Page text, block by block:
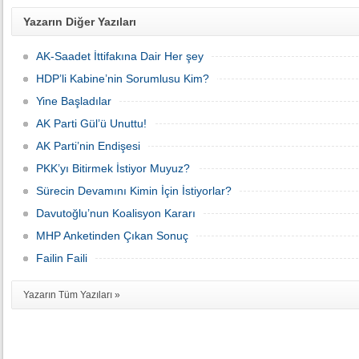
Yazarın Diğer Yazıları
AK-Saadet İttifakına Dair Her şey
HDP’li Kabine’nin Sorumlusu Kim?
Yine Başladılar
AK Parti Gül’ü Unuttu!
AK Parti’nin Endişesi
PKK’yı Bitirmek İstiyor Muyuz?
Sürecin Devamını Kimin İçin İstiyorlar?
Davutoğlu’nun Koalisyon Kararı
MHP Anketinden Çıkan Sonuç
Failin Faili
Yazarın Tüm Yazıları »